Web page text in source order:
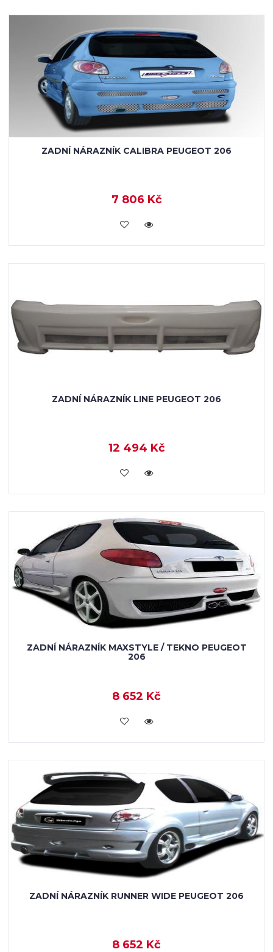
ZADNÍ NÁRAZNÍK CALIBRA PEUGEOT 206
7 806 Kč
KOUPIT
ZADNÍ NÁRAZNÍK LINE PEUGEOT 206
12 494 Kč
KOUPIT
ZADNÍ NÁRAZNÍK MAXSTYLE / TEKNO PEUGEOT
206
8 652 Kč
KOUPIT
ZADNÍ NÁRAZNÍK RUNNER WIDE PEUGEOT 206
8 652 Kč